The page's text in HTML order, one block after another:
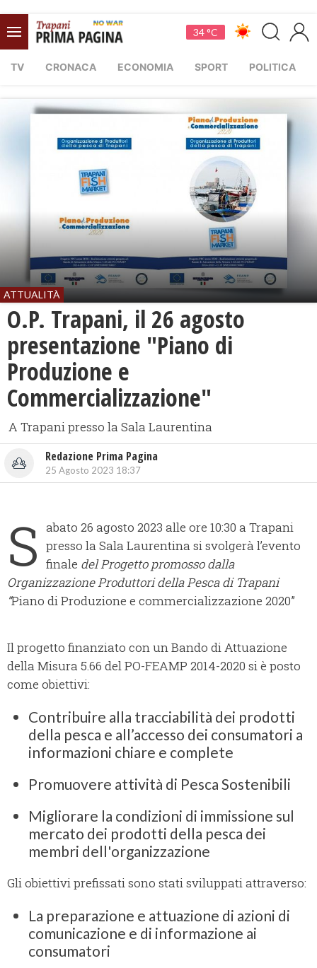
34 °C
TV CRONACA ECONOMIA SPORT POLITICA
ATTUALITÀ
O.P. Trapani, il 26 agosto
presentazione "Piano di
Produzione e
Commercializzazione"
A Trapani presso la Sala Laurentina
Redazione Prima Pagina
25 Agosto 2023 18:37
S abato 26 agosto 2023 alle ore 10:30 a Trapani
presso la Sala Laurentina si svolgerà l’evento
finale del Progetto promosso dalla
Organizzazione Produttori della Pesca di Trapani
“Piano di Produzione e commercializzazione 2020”
Il progetto finanziato con un Bando di Attuazione
della Misura 5.66 del PO-FEAMP 2014-2020 si è posto
come obiettivi:
Contribuire alla tracciabilità dei prodotti
della pesca e all’accesso dei consumatori a
informazioni chiare e complete
Promuovere attività di Pesca Sostenibili
Migliorare la condizioni di immissione sul
mercato dei prodotti della pesca dei
membri dell'organizzazione
Gli obiettivi prefissati sono stati sviluppati attraverso:
La preparazione e attuazione di azioni di
comunicazione e di informazione ai
consumatori